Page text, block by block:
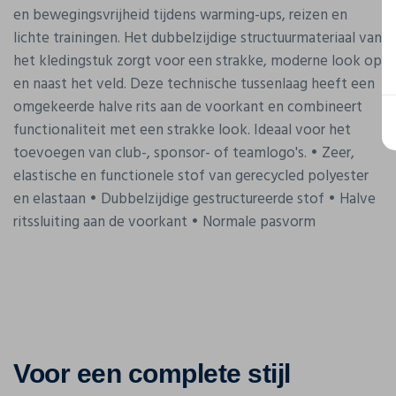
en bewegingsvrijheid tijdens warming-ups, reizen en
lichte trainingen. Het dubbelzijdige structuurmateriaal van
het kledingstuk zorgt voor een strakke, moderne look op
en naast het veld. Deze technische tussenlaag heeft een
omgekeerde halve rits aan de voorkant en combineert
functionaliteit met een strakke look. Ideaal voor het
toevoegen van club-, sponsor- of teamlogo's. • Zeer,
elastische en functionele stof van gerecycled polyester
en elastaan • Dubbelzijdige gestructureerde stof • Halve
ritssluiting aan de voorkant • Normale pasvorm
Voor een complete stijl